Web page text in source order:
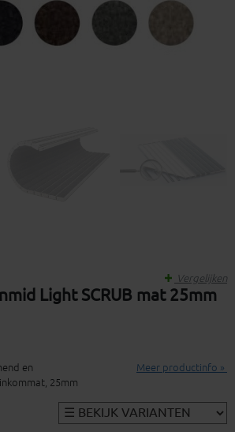
Light SCRUB mat 25mm
Vergelijken
en
25mm
Meer productinfo »